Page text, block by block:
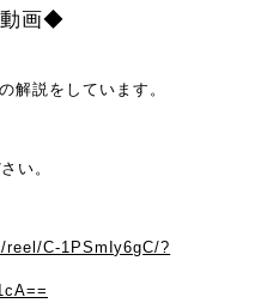
画◆
解説をしています。
い。
C-1PSmIy6gC/?